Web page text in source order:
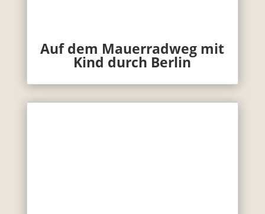
Auf dem Mauerradweg mit
Kind durch Berlin